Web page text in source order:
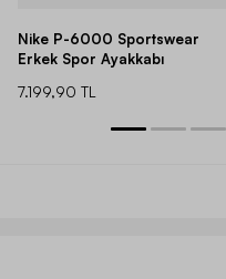
Nike P-6000 Sportswear
Erkek Spor Ayakkabı
7.199,90 TL